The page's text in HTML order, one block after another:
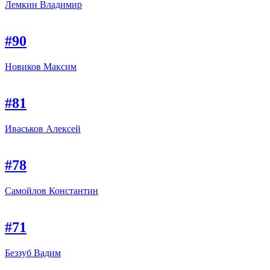
Лемкин Владимир
#90
Новиков Максим
#81
Иваськов Алексей
#78
Самойлов Константин
#71
Беззуб Вадим